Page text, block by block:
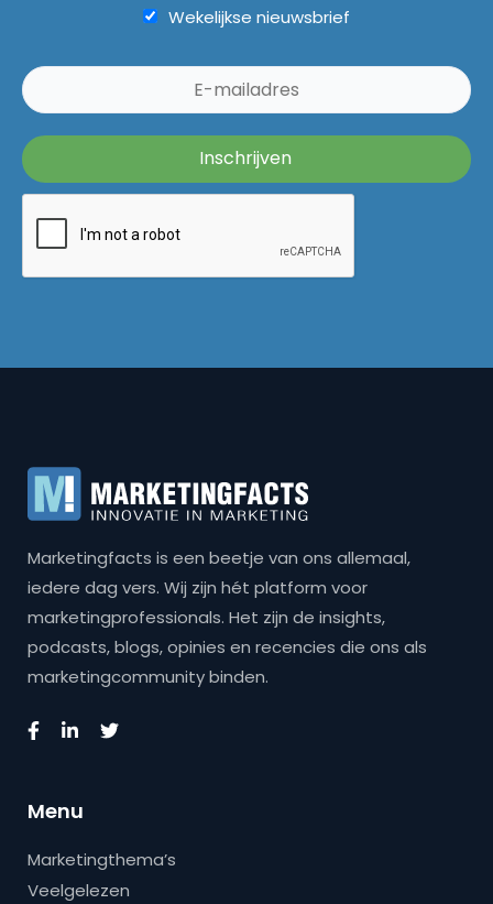
Wekelijkse nieuwsbrief
Marketingfacts is een beetje van ons allemaal,
iedere dag vers. Wij zijn hét platform voor
marketingprofessionals. Het zijn de insights,
podcasts, blogs, opinies en recencies die ons als
marketingcommunity binden.
Menu
Marketingthema’s
Veelgelezen